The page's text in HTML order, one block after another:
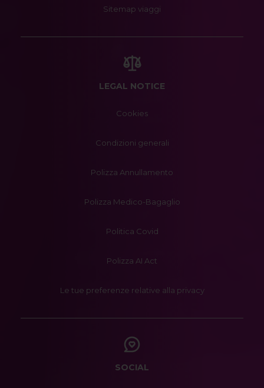
Sitemap viaggi
LEGAL NOTICE
Cookies
Condizioni generali
Polizza Annullamento
Polizza Medico-Bagaglio
Politica Covid
Polizza AI Act
Le tue preferenze relative alla privacy
SOCIAL